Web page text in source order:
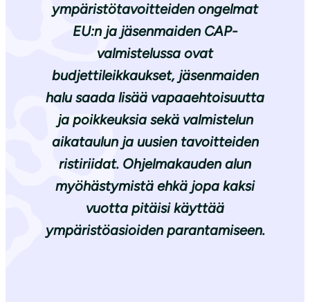
ympäristötavoitteiden ongelmat
EU:n ja jäsenmaiden CAP-
valmistelussa ovat
budjettileikkaukset, jäsenmaiden
halu saada lisää vapaaehtoisuutta
ja poikkeuksia sekä valmistelun
aikataulun ja uusien tavoitteiden
ristiriidat. Ohjelmakauden alun
myöhästymistä ehkä jopa kaksi
vuotta pitäisi käyttää
ympäristöasioiden parantamiseen.